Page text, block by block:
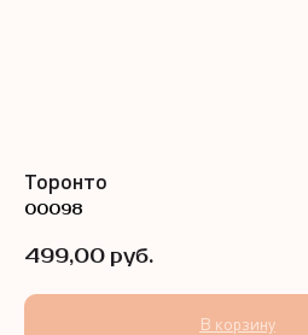
Торонто
00098
499,00 руб.
В корзину